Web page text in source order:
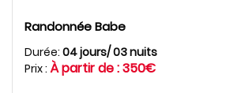
Randonnée Babe
Durée: 04 jours/ 03 nuits
Prix : À partir de : 350€